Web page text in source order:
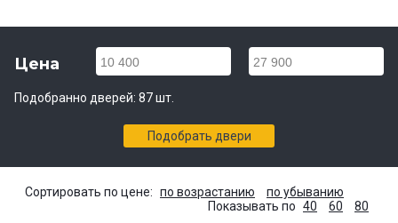
Цена 10 400 27 900
Подобранно дверей: 87шт.
Подобрать двери
Сортировать по цене: по возрастанию
по убыванию
Показывать по 40 60 80